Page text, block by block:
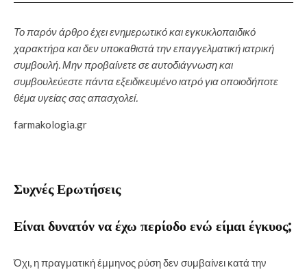
Το παρόν άρθρο έχει ενημερωτικό και εγκυκλοπαιδικό
χαρακτήρα και δεν υποκαθιστά την επαγγελματική ιατρική
συμβουλή. Μην προβαίνετε σε αυτοδιάγνωση και
συμβουλεύεστε πάντα εξειδικευμένο ιατρό για οποιοδήποτε
θέμα υγείας σας απασχολεί.
farmakologia.gr
Συχνές Ερωτήσεις
Είναι δυνατόν να έχω περίοδο ενώ είμαι έγκυος;
Όχι, η πραγματική έμμηνος ρύση δεν συμβαίνει κατά την